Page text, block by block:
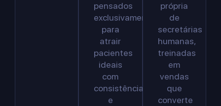
pensados
exclusivamente
para
atrair
pacientes
ideais
com
consistência
e
própria
de
secretárias
humanas,
treinadas
em
vendas
que
converte